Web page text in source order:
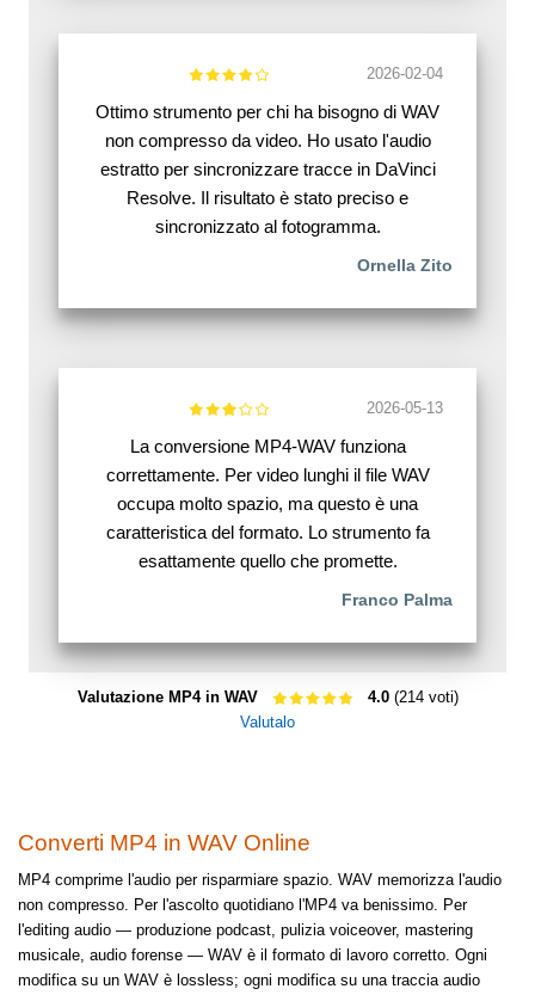
2026-02-04
Ottimo strumento per chi ha bisogno di WAV
non compresso da video. Ho usato l'audio
estratto per sincronizzare tracce in DaVinci
Resolve. Il risultato è stato preciso e
sincronizzato al fotogramma.
Ornella Zito
2026-05-13
La conversione MP4-WAV funziona
correttamente. Per video lunghi il file WAV
occupa molto spazio, ma questo è una
caratteristica del formato. Lo strumento fa
esattamente quello che promette.
Franco Palma
Valutazione MP4 in WAV 4.0(214 voti)
Valutalo
Converti MP4 in WAV Online
MP4 comprime l'audio per risparmiare spazio. WAV memorizza l'audio
non compresso. Per l'ascolto quotidiano l'MP4 va benissimo. Per
l'editing audio — produzione podcast, pulizia voiceover, mastering
musicale, audio forense — WAV è il formato di lavoro corretto. Ogni
modifica su un WAV è lossless; ogni modifica su una traccia audio